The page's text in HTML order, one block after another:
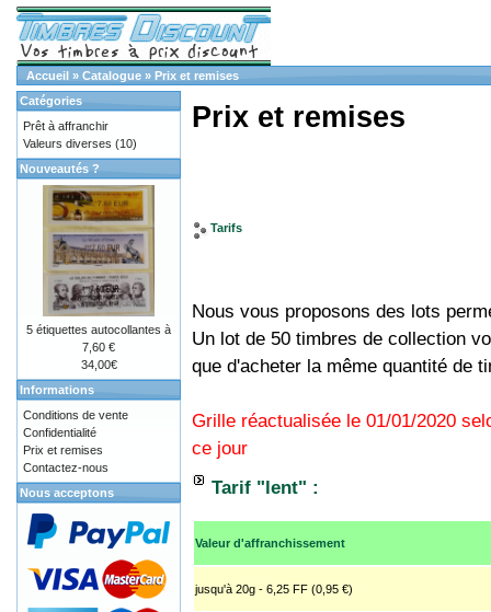
Accueil » Catalogue » Prix et remises
Prix et remises
Tarifs
Nous vous proposons des lots
Un lot de 50 timbres de collection
que d'acheter la même quantité de
Grille réactualisée le 01/01/2020
ce jour
Tarif "lent" :
Valeur d'affranchissement
jusqu'à 20g - 6,25 FF (0,95 €)
Catégories
Prêt à affranchir
Valeurs diverses (10)
Nouveautés ?
5 étiquettes autocollantes à
7,60 €
34,00€
Informations
Conditions de vente
Confidentialité
Prix et remises
Contactez-nous
Nous acceptons